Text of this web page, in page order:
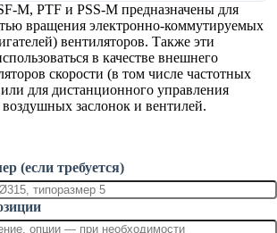
M, PTF и PSS-M предназначены для
вращения электронно-коммутируемых
вентиляторов. Также эти
в качестве внешнего
скорости (в том числе частотных
или для дистанционного управления
заслонок и вентилей.
(если требуется)